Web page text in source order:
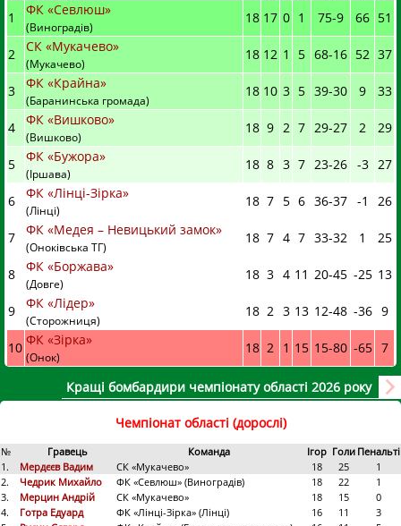
1
ФК «Севлюш»
(Виноградів)
18 17 0 1 75-9 66 51
2 СК «Мукачево»
(Мукачево)
18 12 1 5 68-16 52 37
3 ФК «Крайна»
(Баранинська громада)
18 10 3 5 39-30 9 33
4 ФК «Вишково»
(Вишково)
18 9 2 7 29-27 2 29
5 ФК «Бужора»
(Іршава)
18 8 3 7 23-26 -3 27
6 ФК «Лінці-Зірка»
(Лінці)
18 7 5 6 36-37 -1 26
7 ФК «Медея – Невицький замок»
(Оноківська ТГ)
18 7 4 7 33-32 1 25
8 ФК «Боржава»
(Довге)
18 3 4 11 20-45 -25 13
9 ФК «Лідер»
(Сторожниця)
18 2 3 13 12-48 -36 9
10 ФК «Зірка»
(Онок)
18 2 1 15 15-80 -65 7
Кращі бомбардири чемпіонату області 2026 року
Чемпіонат області (дорослі)
№ Гравець Команда Ігор Голи Пенальті
1.
Мердєєв Вадим СК «Мукачево» 18 25
1
2.
Чедрик Михайло ФК «Севлюш» (Виноградів) 18 22
1
3.
Мерцин Андрій СК «Мукачево» 18 15
0
4.
Готра Едуард ФК «Лінці-Зірка» (Лінці) 16 11
3